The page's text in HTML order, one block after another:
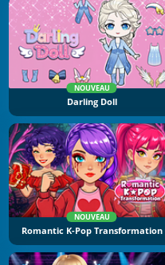
NOUVEAU
Darling Doll
NOUVEAU
Romantic K-Pop Transformation